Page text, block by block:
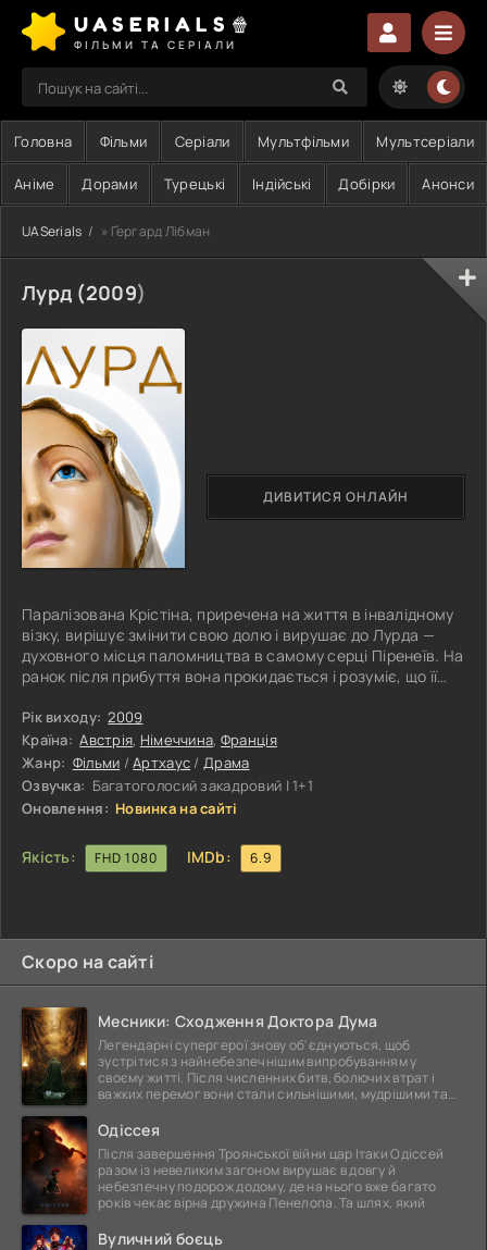
UASERIALS🍿
ФІЛЬМИ ТА СЕРІАЛИ
Головна Фільми Серіали Мультфільми Мультсеріали
Аніме Дорами Турецькі Індійські Добірки Анонси
UASerials » Ґергард Лібман
Лурд (2009)
Паралізована Крістіна, приречена на життя в інвалідному
візку, вирішує змінити свою долю і вирушає до Лурда —
духовного місця паломництва в самому серці Піренеїв. На
ранок після прибуття вона прокидається і розуміє, що її
паломників Крістіна помічає старшого волонтера з
Мальтійського ордену, вродливого чоловіка у віці. Між
ними починає прокидатися особливий зв'язок, який стає
предметом уваги оточуючих. Крістіна намагається
впоратися з
Рік виходу: 2009
Країна: Австрія, Німеччина, Франція
Жанр: Фільми /Артхаус /Драма
Озвучка: Багатоголосий закадровий | 1+1
Оновлення: Новинка на сайті
Якість: FHD 1080 IMDb: 6.9
ДИВИТИСЯ ОНЛАЙН
Скоро на сайті
Месники: Сходження Доктора Дума
Легендарні супергерої знову об'єднуються, щоб
зустрітися з найнебезпечнішим випробуванням у
своєму житті. Після численних битв, болючих втрат і
важких перемог вони стали сильнішими, мудрішими та
Одіссея
Після завершення Троянської війни цар Ітаки Одіссей
разом із невеликим загоном вирушає в довгу й
небезпечну подорож додому, де на нього вже багато
років чекає вірна дружина Пенелопа. Та шлях, який
Вуличний боєць